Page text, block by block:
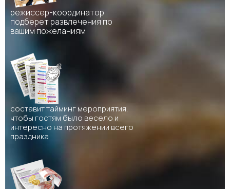
режиссер-координатор
подберет развлечения по
вашим пожеланиям
составит тайминг мероприятия,
чтобы гостям было весело и
интересно на протяжении всего
праздника